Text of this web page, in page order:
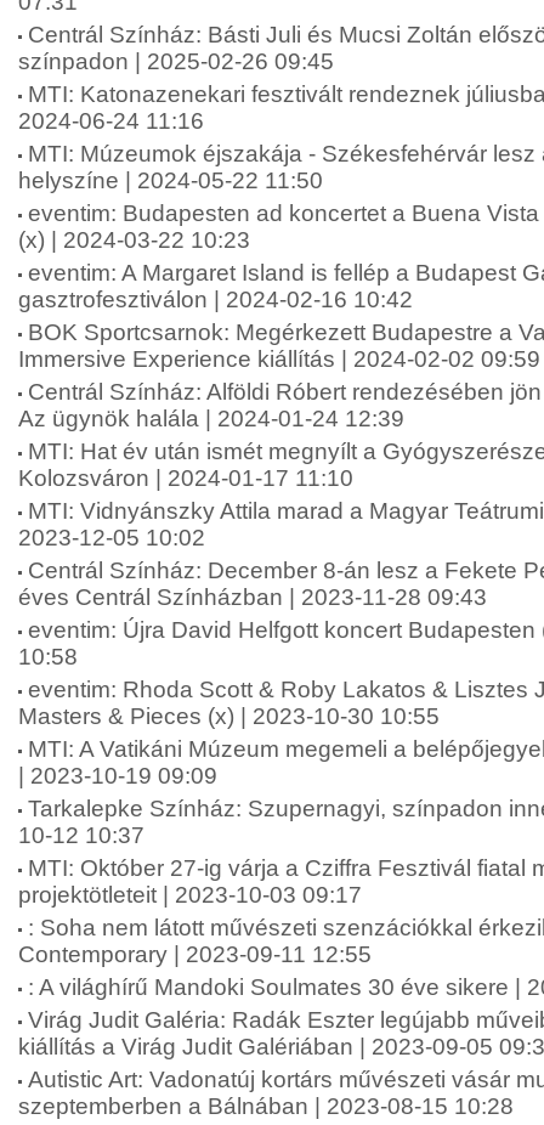
Centrál Színház: Básti Juli és Mucsi Zoltán
színpadon | 2025-02-26 09:45
MTI: Katonazenekari fesztivált rendeznek
2024-06-24 11:16
MTI: Múzeumok éjszakája - Székesfehérvár
helyszíne | 2024-05-22 11:50
eventim: Budapesten ad koncertet a Buena
(x) | 2024-03-22 10:23
eventim: A Margaret Island is fellép a Budapest
gasztrofesztiválon | 2024-02-16 10:42
BOK Sportcsarnok: Megérkezett Budapestre a
Immersive Experience kiállítás | 2024-02-02 09:59
Centrál Színház: Alföldi Róbert rendezésében
Az ügynök halála | 2024-01-24 12:39
MTI: Hat év után ismét megnyílt a
Kolozsváron | 2024-01-17 11:10
MTI: Vidnyánszky Attila marad a Magyar
2023-12-05 10:02
Centrál Színház: December 8-án lesz a Fekete
éves Centrál Színházban | 2023-11-28 09:43
eventim: Újra David Helfgott koncert Budapesten
10:58
eventim: Rhoda Scott & Roby Lakatos & Lisztes
Masters & Pieces (x) | 2023-10-30 10:55
MTI: A Vatikáni Múzeum megemeli a
| 2023-10-19 09:09
Tarkalepke Színház: Szupernagyi, színpadon
10-12 10:37
MTI: Október 27-ig várja a Cziffra Fesztivál fiatal
projektötleteit | 2023-10-03 09:17
: Soha nem látott művészeti szenzációkkal
Contemporary | 2023-09-11 12:55
: A világhírű Mandoki Soulmates 30 éve sikere |
Virág Judit Galéria: Radák Eszter legújabb
kiállítás a Virág Judit Galériában | 2023-09-05
Autistic Art: Vadonatúj kortárs művészeti vásár
szeptemberben a Bálnában | 2023-08-15 10:28